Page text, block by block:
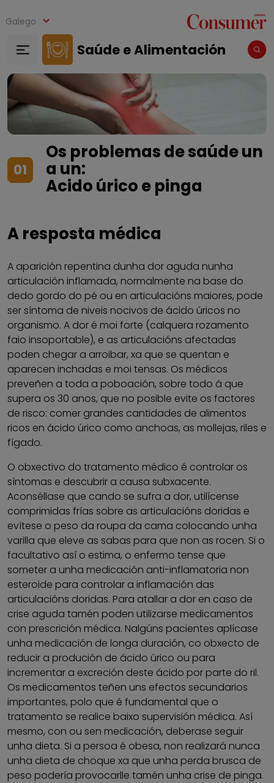
Galego
Saúde e Alimentación
01
Os problemas de saúde un
a un:
Acido úrico e pinga
A resposta médica
A aparición repentina dunha dor aguda nunha
articulación inflamada, normalmente na base do
dedo gordo do pé ou en articulacións maiores, pode
ser síntoma de niveis nocivos de ácido úricos no
organismo. A dor é moi forte (calquera rozamento
faio insoportable), e as articulacións afectadas
poden chegar a arroibar, xa que se quentan e
aparecen inchadas e moi tensas. Os médicos
preveñen a toda a poboación, sobre todo á que
supera os 30 anos, que no posible evite os factores
de risco: comer grandes cantidades de alimentos
ricos en ácido úrico como anchoas, as mollejas, riles e
fígado.
O obxectivo do tratamento médico é controlar os
síntomas e descubrir a causa subxacente.
Aconséllase que cando se sufra a dor, utilícense
comprimidas frías sobre as articulacións doridas e
evítese o peso da roupa da cama colocando unha
varilla que eleve as sabas para que non as rocen. Si o
facultativo así o estima, o enfermo tense que
someter a unha medicación anti-inflamatoria non
esteroide para controlar a inflamación das
articulacións doridas. Para atallar a dor en caso de
crise aguda tamén poden utilizarse medicamentos
con prescrición médica. Nalgúns pacientes aplícase
unha medicación de longa duración, co obxecto de
reducir a produción de ácido úrico ou para
incrementar a excreción deste ácido por parte do ril.
Os medicamentos teñen uns efectos secundarios
importantes, polo que é fundamental que o
tratamento se realice baixo supervisión médica. Así
mesmo, con ou sen medicación, deberase seguir
unha dieta. Si a persoa é obesa, non realizará nunca
unha dieta de choque xa que unha perda brusca de
peso podería provocarlle tamén unha crise de pinga.